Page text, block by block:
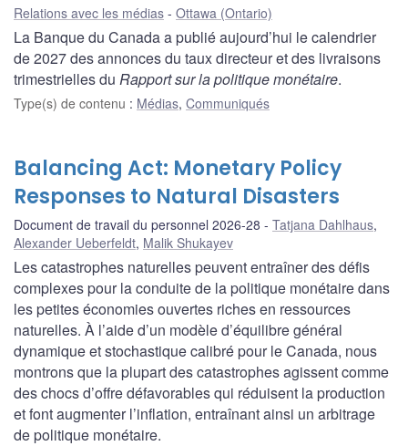
Relations avec les médias Ottawa (Ontario)
La Banque du Canada a publié aujourd’hui le calendrier
de 2027 des annonces du taux directeur et des livraisons
trimestrielles du Rapport sur la politique monétaire.
Type(s) de contenu : Médias, Communiqués
Balancing Act: Monetary Policy
Responses to Natural Disasters
Document de travail du personnel 2026-28 Tatjana Dahlhaus,
Alexander Ueberfeldt, Malik Shukayev
Les catastrophes naturelles peuvent entraîner des défis
complexes pour la conduite de la politique monétaire dans
les petites économies ouvertes riches en ressources
naturelles. À l’aide d’un modèle d’équilibre général
dynamique et stochastique calibré pour le Canada, nous
montrons que la plupart des catastrophes agissent comme
des chocs d’offre défavorables qui réduisent la production
et font augmenter l’inflation, entraînant ainsi un arbitrage
de politique monétaire.